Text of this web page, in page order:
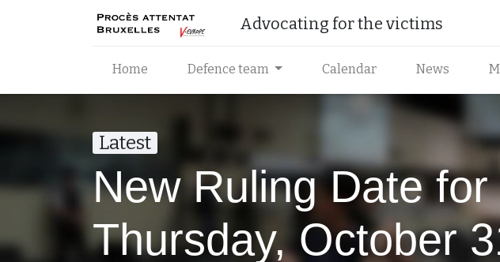
Advocating for the victims​
Home Defence team Calendar News
Latest
New Ruling Date
Thursday, October